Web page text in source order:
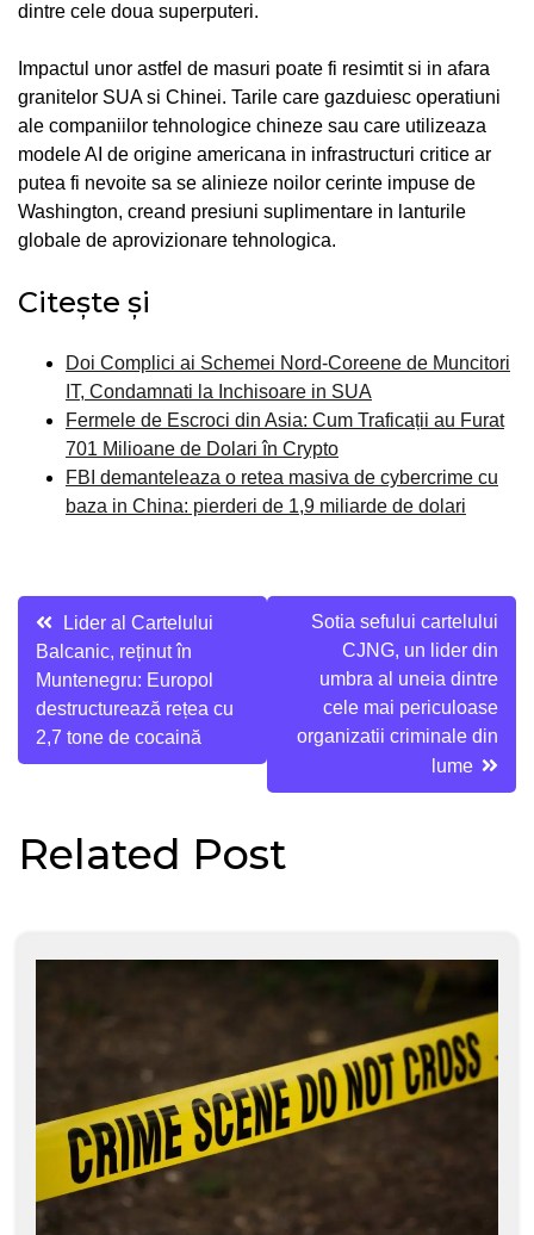
dintre cele doua superputeri.
Impactul unor astfel de masuri poate fi resimtit si in afara
granitelor SUA si Chinei. Tarile care gazduiesc operatiuni
ale companiilor tehnologice chineze sau care utilizeaza
modele AI de origine americana in infrastructuri critice ar
putea fi nevoite sa se alinieze noilor cerinte impuse de
Washington, creand presiuni suplimentare in lanturile
globale de aprovizionare tehnologica.
Citește și
Doi Complici ai Schemei Nord-Coreene de Muncitori
IT, Condamnati la Inchisoare in SUA
Fermele de Escroci din Asia: Cum Traficații au Furat
701 Milioane de Dolari în Crypto
FBI demanteleaza o retea masiva de cybercrime cu
baza in China: pierderi de 1,9 miliarde de dolari
Navigare
în
articole
Lider al Cartelului
Balcanic, reținut în
Muntenegru: Europol
destructurează rețea cu
2,7 tone de cocaină
Sotia sefului cartelului
CJNG, un lider din
umbra al uneia dintre
cele mai periculoase
organizatii criminale din
lume
Related Post